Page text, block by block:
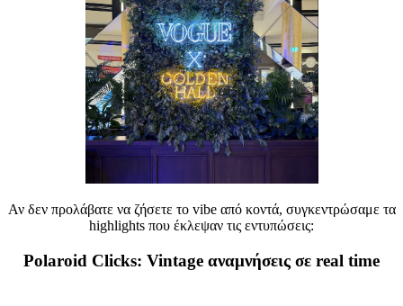
Αν δεν προλάβατε να ζήσετε το vibe από κοντά, συγκεντρώσαμε τα
highlights που έκλεψαν τις εντυπώσεις:
Polaroid Clicks: Vintage αναμνήσεις σε real time